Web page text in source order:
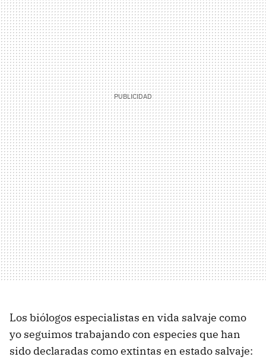
Los biólogos especialistas en vida salvaje como
yo seguimos trabajando con especies que han
sido declaradas como extintas en estado salvaje: